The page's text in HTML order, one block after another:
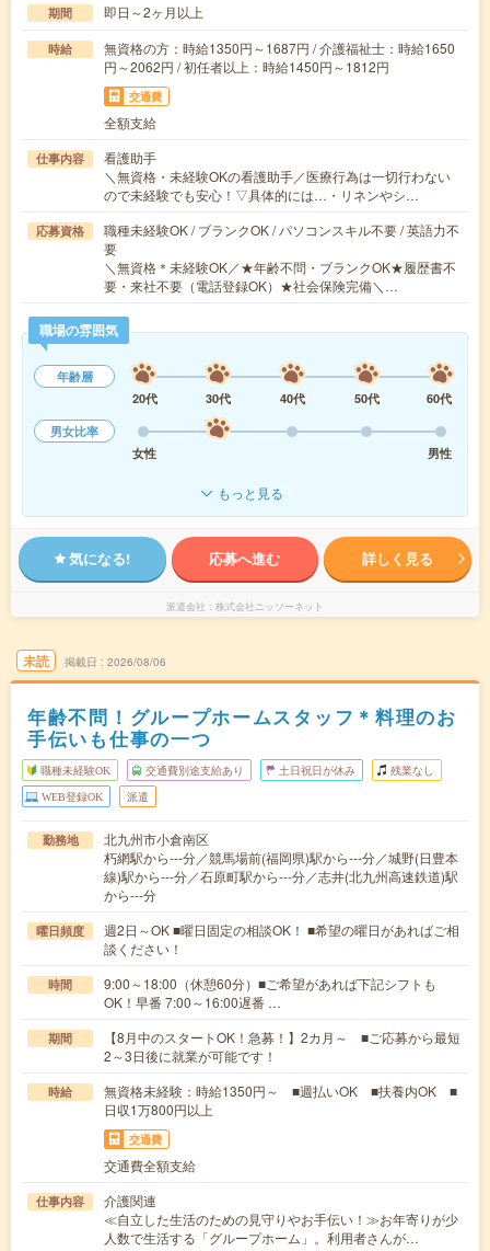
期間 即日～2ヶ月以上
時給
無資格の方：時給1350円～1687円 / 介護福祉士：時給1650
円～2062円 / 初任者以上：時給1450円～1812円
交通費
全額支給
仕事内容
看護助手
＼無資格・未経験OKの看護助手／医療行為は一切行わない
ので未経験でも安心！▽具体的には…・リネンやシ…
応募資格
職種未経験OK / ブランクOK / パソコンスキル不要 / 英語力不
要
＼無資格＊未経験OK／★年齢不問・ブランクOK★履歴書不
要・来社不要（電話登録OK）★社会保険完備＼…
職場の雰囲気
年齢層
20代
30代 40代 50代
60代
男女比率
女性
男性
もっと見る
気になる! 応募へ進む 詳しく見る
派遣会社 株式会社ニッソーネット
未読 掲載日 2026/08/06
年齢不問！グループホームスタッフ＊料理のお
手伝いも仕事の一つ
職種未経験OK 交通費別途支給あり 土日祝日が休み 残業なし
WEB登録OK 派遣
勤務地
北九州市小倉南区
朽網駅から---分／競馬場前(福岡県)駅から---分／城野(日豊本
線)駅から---分／石原町駅から---分／志井(北九州高速鉄道)駅
から---分
曜日頻度
週2日～OK ■曜日固定の相談OK！ ■希望の曜日があればご相
談ください！
時間
9:00～18:00（休憩60分）■ご希望があれば下記シフトも
OK！早番 7:00～16:00遅番 …
期間
【8月中のスタートOK！急募！】2カ月～ ■ご応募から最短
2～3日後に就業が可能です！
時給
無資格未経験：時給1350円～ ■週払いOK ■扶養内OK ■
日収1万800円以上
交通費
交通費全額支給
仕事内容
介護関連
≪自立した生活のための見守りやお手伝い！≫お年寄りが少
人数で生活する「グループホーム」。利用者さんが…